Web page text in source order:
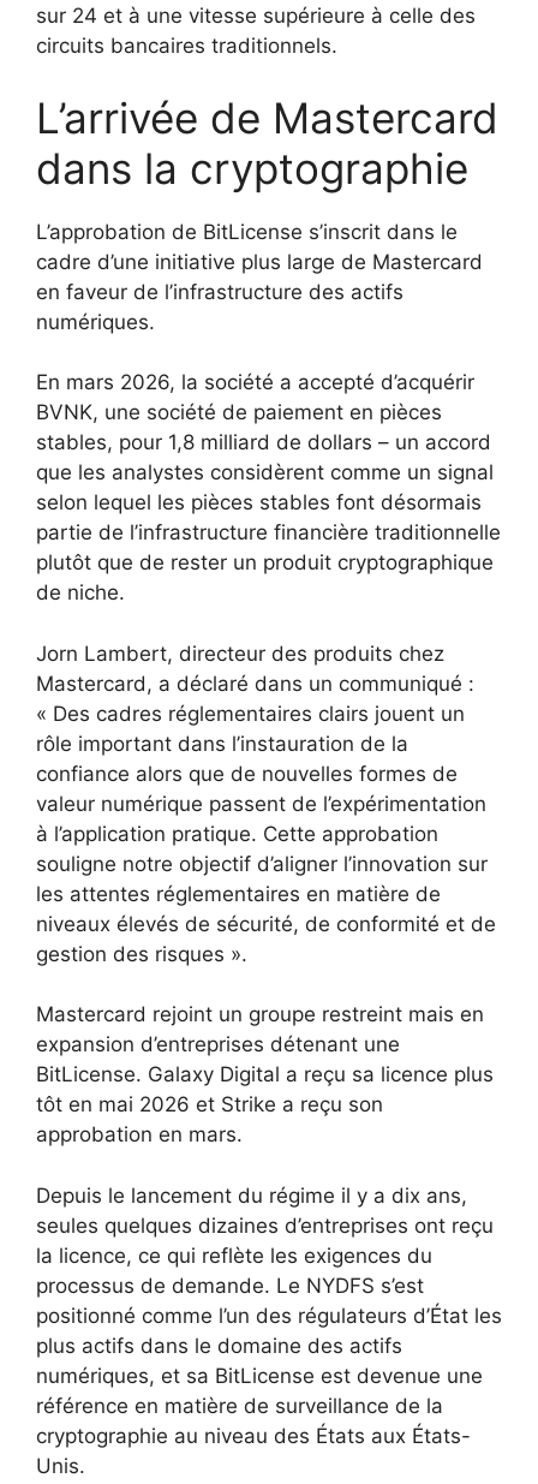
sur 24 et à une vitesse supérieure à celle des
circuits bancaires traditionnels.
L’arrivée de Mastercard
dans la cryptographie
L’approbation de BitLicense s’inscrit dans le
cadre d’une initiative plus large de Mastercard
en faveur de l’infrastructure des actifs
numériques.
En mars 2026, la société a accepté d’acquérir
BVNK, une société de paiement en pièces
stables, pour 1,8 milliard de dollars – un accord
que les analystes considèrent comme un signal
selon lequel les pièces stables font désormais
partie de l’infrastructure financière traditionnelle
plutôt que de rester un produit cryptographique
de niche.
Jorn Lambert, directeur des produits chez
Mastercard, a déclaré dans un communiqué :
« Des cadres réglementaires clairs jouent un
rôle important dans l’instauration de la
confiance alors que de nouvelles formes de
valeur numérique passent de l’expérimentation
à l’application pratique. Cette approbation
souligne notre objectif d’aligner l’innovation sur
les attentes réglementaires en matière de
niveaux élevés de sécurité, de conformité et de
gestion des risques ».
Mastercard rejoint un groupe restreint mais en
expansion d’entreprises détenant une
BitLicense. Galaxy Digital a reçu sa licence plus
tôt en mai 2026 et Strike a reçu son
approbation en mars.
Depuis le lancement du régime il y a dix ans,
seules quelques dizaines d’entreprises ont reçu
la licence, ce qui reflète les exigences du
processus de demande. Le NYDFS s’est
positionné comme l’un des régulateurs d’État les
plus actifs dans le domaine des actifs
numériques, et sa BitLicense est devenue une
référence en matière de surveillance de la
cryptographie au niveau des États aux États-
Unis.